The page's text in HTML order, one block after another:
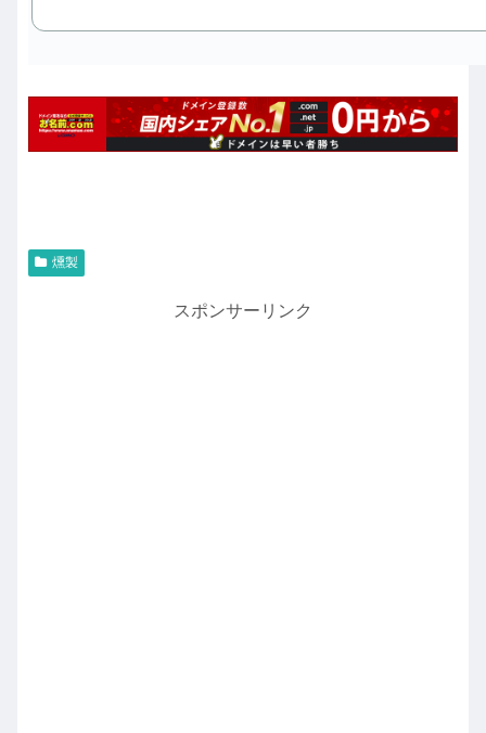
燻製
スポンサーリンク